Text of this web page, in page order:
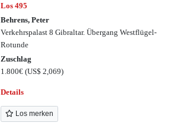
Los 495
Behrens, Peter
Verkehrspalast 8 Gibraltar. Übergang Westflügel-
Rotunde
Zuschlag
1.800€(US$ 2,069)
Details
Los merken